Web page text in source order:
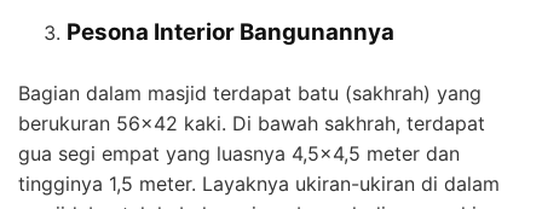
Pesona Interior Bangunannya
Bagian dalam masjid terdapat batu (sakhrah) yang
berukuran 56×42 kaki. Di bawah sakhrah, terdapat
gua segi empat yang luasnya 4,5×4,5 meter dan
tingginya 1,5 meter. Layaknya ukiran-ukiran di dalam